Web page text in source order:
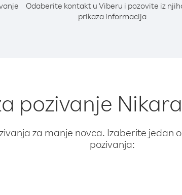
Odaberite kontakt u Viberu i pozovite iz
prikaza informacija
pozivanje
za manje novca. Izaberite jedan
pozivanja: